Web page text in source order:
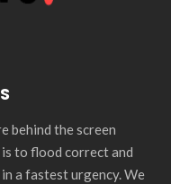
behind the screen
to flood correct and
a fastest urgency. We